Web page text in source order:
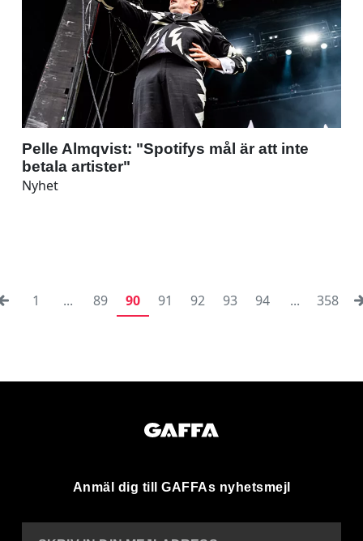
Pelle Almqvist: "Spotifys mål är att inte
betala artister"
Nyhet
1 ... 89 90 91 92 93 94 ... 358
Anmäl dig till GAFFAs nyhetsmejl